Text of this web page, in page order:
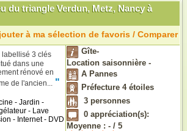
du triangle Verdun, Metz, Nancy à
à ma sélection de favoris / Comparer
labellisé 3 clés
dans une
rénové en
de l'ancien... "
- Jardin -
- Lave
- Internet - DVD
Gîte-
Location saisonnière -
A Pannes
Préfecture 4 étoiles
3 personnes
0appréciation(s):
Moyenne : -/ 5